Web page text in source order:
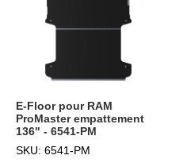
E-Floor pour RAM
ProMaster empattement
136" - 6541-PM
SKU: 6541-PM